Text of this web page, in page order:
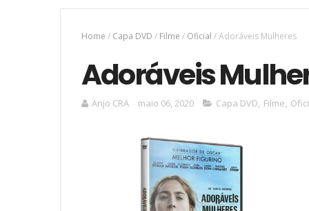
Home / Capa DVD / Filme / Oficial /Adoráveis Mulheres
Adoráveis
Anjo CRA maio 06, 2020 Capa DVD, Filme,